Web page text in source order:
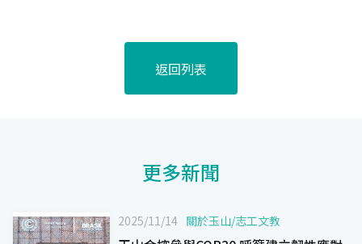
返回列表
更多新聞
2025/11/14 關於玉山/志工文教